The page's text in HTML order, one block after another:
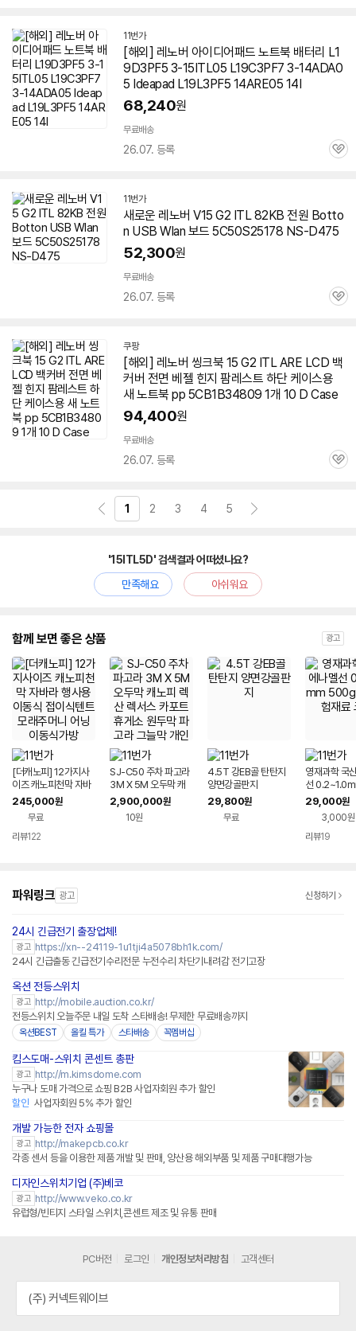
11번가
[해외] 레노버 아이디어패드 노트북 배터리 L1
9D3PF5 3-15ITL05 L19C3PF7 3-14ADA0
5 Ideapad L19L3PF5 14ARE05 14I
68,240원
무료배송
26.07. 등록
관
11번가
새로운 레노버 V15 G2 ITL 82KB 전원 Botto
n USB Wlan 보드 5C50S25178 NS-D475
52,300원
무료배송
26.07. 등록
관
쿠팡
[해외] 레노버 씽크북 15 G2 ITL ARE LCD 백
커버 전면 베젤 힌지 팜레스트 하단 케이스용
새 노트북 pp 5CB1B34809 1개 10 D Case
94,400원
무료배송
26.07. 등록
관
1 2 3 4 5
'15ITL5D' 검색결과 어떠셨나요?
만족해요
아쉬워요
함께 보면 좋은 상품 광고
[더캐노피] 12가지사
이즈 캐노피천막 자바
라 행사용 이동식 접이
식텐트 모래주머니 어
닝 이동식가방
245,000원
무료
리뷰122
SJ-C50 주차 파고라
3M X 5M 오두막 캐
노피 렉산 렉서스 카포
트 휴게소 원두막 파고
라 그늘막 개인주차장
2,900,000원
10원
4.5T 강EB골 탄탄지
양면강골판지
29,800원
무료
영재과학 국
선
g 과학실험
29,000원
3,000원
리뷰19
파워링크 광고 신청하기
24시 긴급전기 출장업체!
광고 https://xn--24119-1u1tji4a5078bh1k.com/
24시 긴급출동 긴급전기수리전문 누전수리 차단기내려감 전기고장
옥션 전등스위치
광고 http://mobile.auction.co.kr/
전등스위치 오늘주문 내일 도착 스타배송! 무제한 무료배송까지
옥션BEST 올킬 특가 스타배송 꼭멤버십
킴스도매-스위치 콘센트 총판
광고 http://m.kimsdome.com
누구나 도매 가격으로 쇼핑 B2B 사업자회원 추가 할인
할인 사업자회원 5% 추가 할인
개발 가능한 전자 쇼핑몰
광고 http://makepcb.co.kr
각종 센서 등을 이용한 제품 개발 및 판매, 양산용 해외부품 및 제품 구매대행가능
디자인스위치기업 (주)베코
광고 http://www.veko.co.kr
유럽형/빈티지 스타일 스위치,콘센트 제조 및 유통 판매
PC버전 로그인 개인정보처리방침 고객센터
(주) 커넥트웨이브